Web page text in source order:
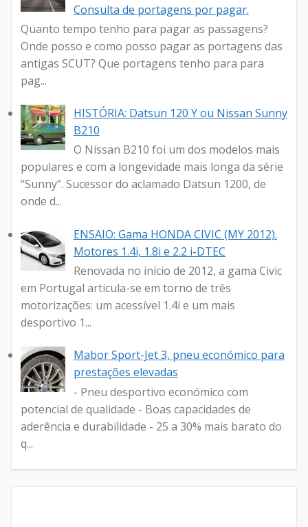
Consulta de portagens por pagar.
Quanto tempo tenho para pagar as passagens?
Onde posso e como posso pagar as portagens das
antigas SCUT? Que portagens tenho para para
pag...
HISTÓRIA: Datsun 120 Y ou Nissan Sunny
B210
O Nissan B210 foi um dos modelos mais
populares e com a longevidade mais longa da série
“Sunny”. Sucessor do aclamado Datsun 1200, de
onde d...
ENSAIO: Gama HONDA CIVIC (MY 2012).
Motores 1.4i, 1.8i e 2.2 i-DTEC
Renovada no início de 2012, a gama Civic
em Portugal articula-se em torno de três
motorizações: um acessível 1.4i e um mais
desportivo 1...
Mabor Sport-Jet 3, pneu económico para
prestações elevadas
- Pneu desportivo económico com
potencial de qualidade - Boas capacidades de
aderência e durabilidade - 25 a 30% mais barato do
q...